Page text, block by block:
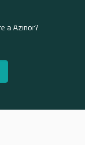
a Azinor?